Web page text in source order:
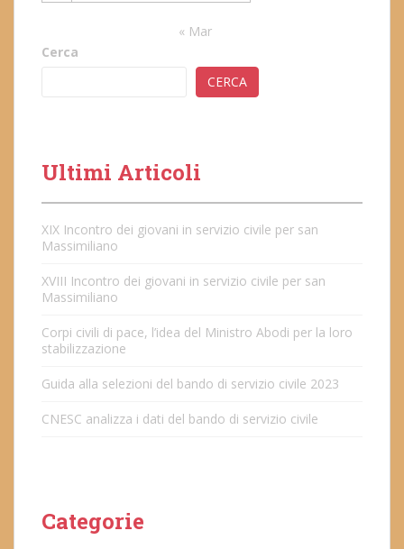
« Mar
Cerca
CERCA
Ultimi Articoli
XIX Incontro dei giovani in servizio civile per san
Massimiliano
XVIII Incontro dei giovani in servizio civile per san
Massimiliano
Corpi civili di pace, l’idea del Ministro Abodi per la loro
stabilizzazione
Guida alla selezioni del bando di servizio civile 2023
CNESC analizza i dati del bando di servizio civile
Categorie